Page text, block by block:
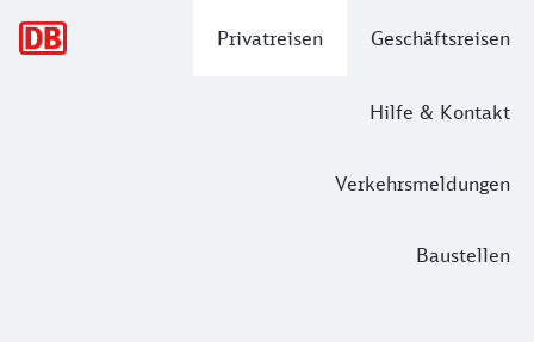
Privatreisen Geschäftsreisen
Hilfe & Kontakt
Verkehrsmeldungen
Baustellen